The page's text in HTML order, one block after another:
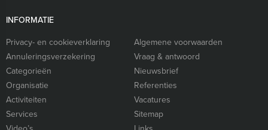
INFORMATIE
Privacy- en cookieverklaring
Algemene voorwaarden
Annuleringsverzekering
Vraag & antwoord
Categorieën
Nieuwsbrief
Organisatie
Referenties
Activiteiten
Vacatures
Services
Sitemap